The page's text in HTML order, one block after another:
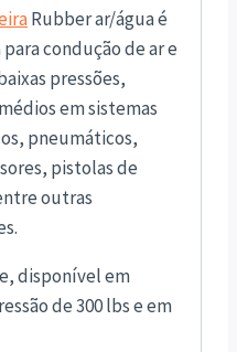
Rubber ar/água é
condução de ar e
pressões,
em sistemas
pneumáticos,
pistolas de
outras
disponível em
de 300 lbs e em